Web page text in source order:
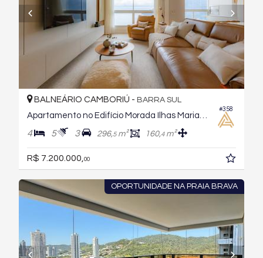
#358
BALNEÁRIO CAMBORIÚ - BARRA SUL
4 5 3 296,5m² 160,4m²
R$ 7.200.000, 00
OPORTUNIDADE NA PRAIA BRAVA